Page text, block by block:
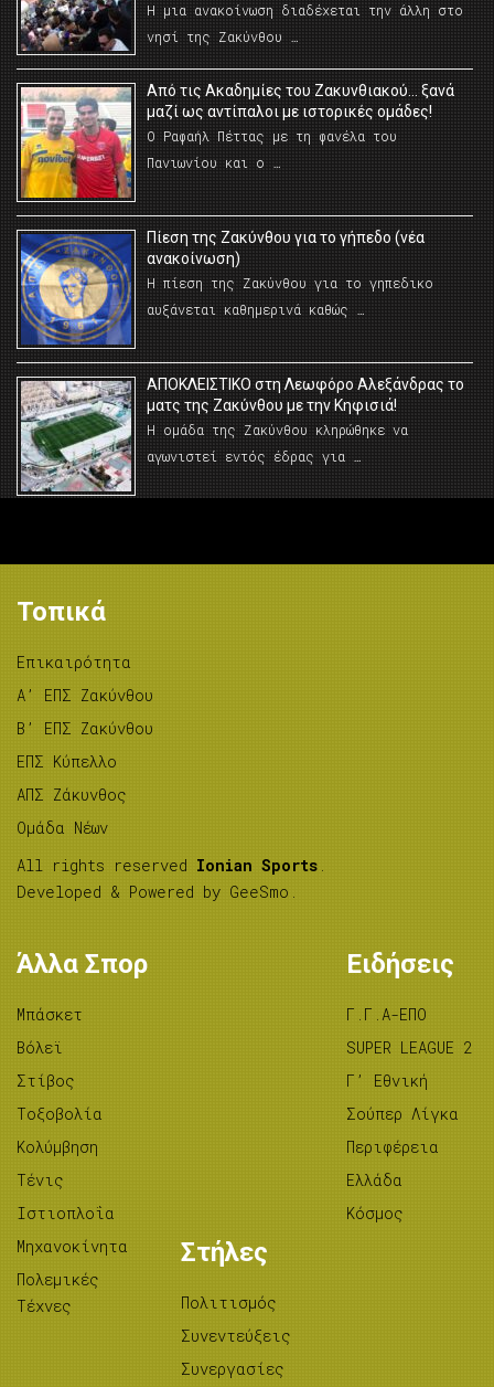
Η μια ανακοίνωση διαδέχεται την άλλη στο
νησί της Ζακύνθου …
Από τις Ακαδημίες του Ζακυνθιακού… ξανά
μαζί ως αντίπαλοι με ιστορικές ομάδες!
Ο Ραφαήλ Πέττας με τη φανέλα του
Πανιωνίου και ο …
Πίεση της Ζακύνθου για το γήπεδο (νέα
ανακοίνωση)
Η πίεση της Ζακύνθου για το γηπεδικο
αυξάνεται καθημερινά καθώς …
AΠΟΚΛΕΙΣΤΙΚΟ στη Λεωφόρο Αλεξάνδρας το
ματς της Ζακύνθου με την Κηφισιά!
Η ομάδα της Ζακύνθου κληρώθηκε να
αγωνιστεί εντός έδρας για …
Τοπικά
Επικαιρότητα
A’ ΕΠΣ Ζακύνθου
B’ ΕΠΣ Ζακύνθου
ΕΠΣ Κύπελλο
ΑΠΣ Ζάκυνθος
Ομάδα Νέων
All rights reserved Ionian Sports .
Developed & Powered by GeeSmo .
Άλλα Σπορ
Μπάσκετ
Βόλεϊ
Στίβος
Tοξοβολία
Κολύμβηση
Τένις
Ιστιοπλοΐα
Μηχανοκίνητα
Πολεμικές
Τέχνες
Ειδήσεις
Γ.Γ.Α-ΕΠΟ
SUPER LEAGUE 2
Γ’ Εθνική
Σούπερ Λίγκα
Περιφέρεια
Ελλάδα
Κόσμος
Στήλες
Πολιτισμός
Συνεντεύξεις
Συνεργασίες